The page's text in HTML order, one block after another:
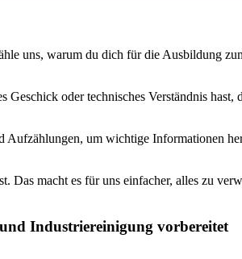
uns, warum du dich für die Ausbildung
oder technisches Verständnis hast,
um wichtige Informationen
macht es für uns einfacher, alles zu
Industriereinigung vorbereitet